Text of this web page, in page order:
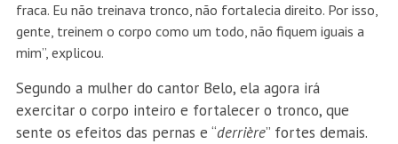
fraca. Eu não treinava tronco, não fortalecia direito. Por isso,
gente, treinem o corpo como um todo, não fiquem iguais a
mim”, explicou.
Segundo a mulher do cantor Belo, ela agora irá
exercitar o corpo inteiro e fortalecer o tronco, que
sente os efeitos das pernas e “derrière” fortes demais.